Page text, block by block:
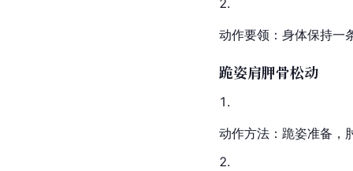
动作要领：身体保持一
跪姿肩胛骨松动
动作方法：跪姿准备，